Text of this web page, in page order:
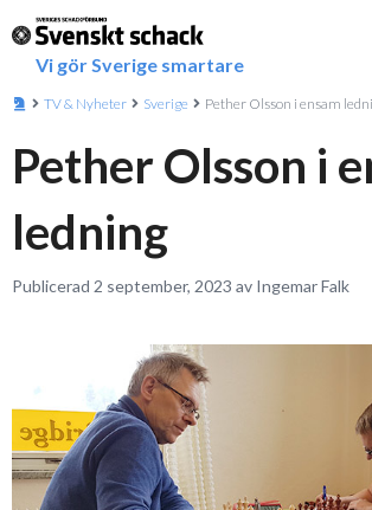
Vi gör Sverige smartare
TV & Nyheter Sverige Pether Olsson i ensam
Pether Olsson i
ledning
Publicerad 2 september, 2023 av Ingemar Falk